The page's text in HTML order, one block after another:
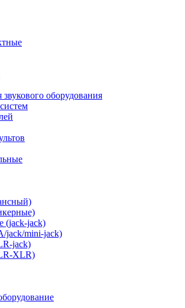
оборудования
(jack-jack)
jack/mini-jack)
jack)
XLR)